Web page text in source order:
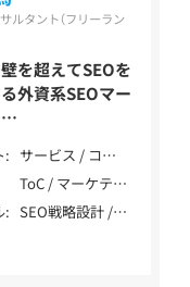
ル / 旅行・観光・
庫 / エンタメ・メ
ディア / 士業（弁
護士・税理士・行
共・NPO
支援 / 上場企業
年以上
ルタント（フリーラン
を超えてSEOを
外資系SEOマー
ドリブンなSEO
/ Oka Takuma
サービス / コー
ポレート / メデ
ィア / アフィリ
エイト / 多言語 /
ToC / マーケティ
ング・IT・テクノ
ロジー / 製造・イ
SEO戦略設計 /